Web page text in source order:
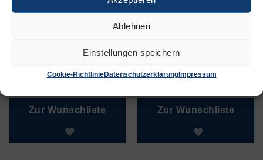
Ablehnen
Einstellungen speichern
Cookie-RichtlinieDatenschutzerklärungImpressum
„DeLuxe“
€26,90
Zur Wunschliste
€9,50
Zur Wunschliste